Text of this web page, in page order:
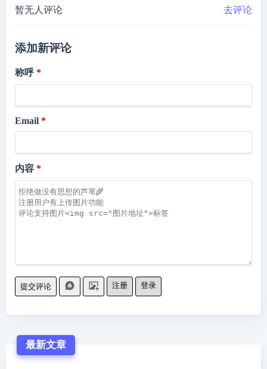
暂无人评论 去评论
添加新评论
称呼
Email
内容
提交评论 注册 登录
最新文章